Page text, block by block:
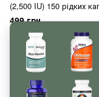
(2,500 IU) 150 рідких
499 грн